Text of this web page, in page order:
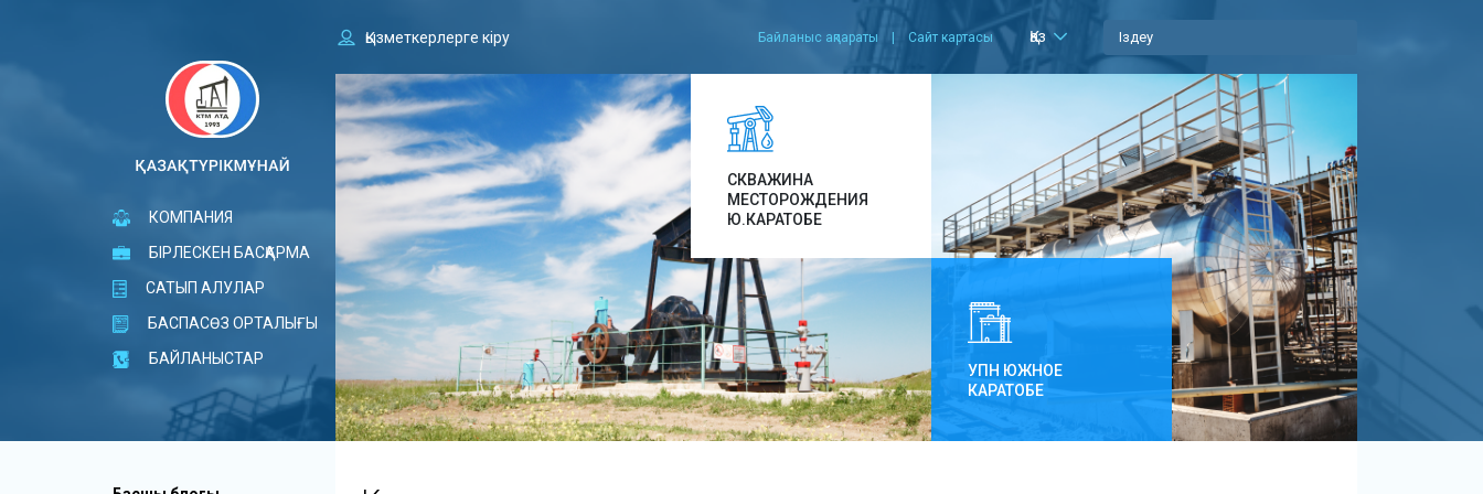
Қызметкерлерге кіру Байланыс ақпараты | Сайт картасы Қаз
КОМПАНИЯ
БІРЛЕСКЕН БАСҚАРМА
САТЫП АЛУЛАР
БАСПАСӨЗ ОРТАЛЫҒЫ
БАЙЛАНЫСТАР
СКВАЖИНА
МЕСТОРОЖДЕНИЯ
Ю.КАРАТОБЕ
УПН ЮЖНОЕ
КАРАТОБЕ